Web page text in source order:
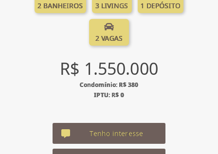
2 BANHEIROS 3 LIVINGS 1 DEPÓSITO
2 VAGAS
R$ 1.550.000
Condomínio: R$ 380
IPTU: R$ 0
Tenho interesse